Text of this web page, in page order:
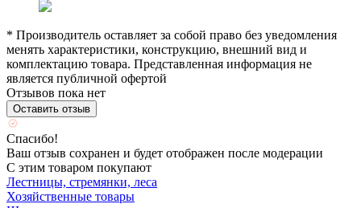
* Производитель оставляет за собой право без уведомления
менять характеристики, конструкцию, внешний вид и
комплектацию товара. Представленная информация не
является публичной офертой
Отзывов пока нет
Оставить отзыв
Спасибо!
Ваш отзыв сохранен и будет отображен после модерации
С этим товаром покупают
Лестницы, стремянки, леса
Хозяйственные товары